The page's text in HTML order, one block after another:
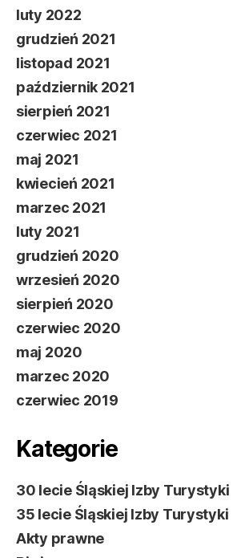
luty 2022
grudzień 2021
listopad 2021
październik 2021
sierpień 2021
czerwiec 2021
maj 2021
kwiecień 2021
marzec 2021
luty 2021
grudzień 2020
wrzesień 2020
sierpień 2020
czerwiec 2020
maj 2020
marzec 2020
czerwiec 2019
Kategorie
30 lecie Śląskiej Izby Turystyki
35 lecie Śląskiej Izby Turystyki
Akty prawne